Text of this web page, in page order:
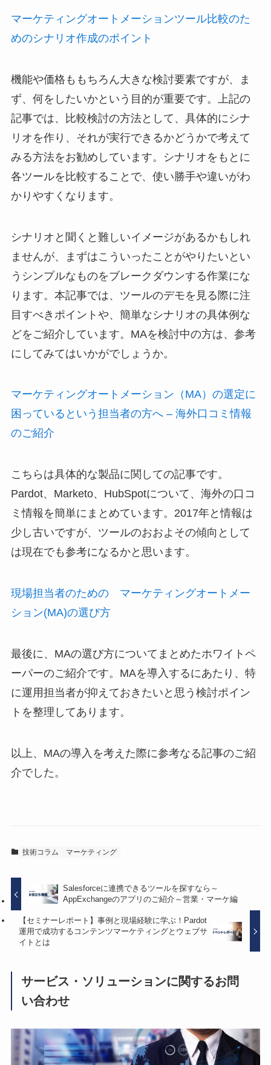
マーケティングオートメーションツール比較のた
めのシナリオ作成のポイント
機能や価格ももちろん大きな検討要素ですが、ま
ず、何をしたいかという目的が重要です。上記の
記事では、比較検討の方法として、具体的にシナ
リオを作り、それが実行できるかどうかで考えて
みる方法をお勧めしています。シナリオをもとに
各ツールを比較することで、使い勝手や違いがわ
かりやすくなります。
シナリオと聞くと難しいイメージがあるかもしれ
ませんが、まずはこういったことがやりたいとい
うシンプルなものをブレークダウンする作業にな
ります。本記事では、ツールのデモを見る際に注
目すべきポイントや、簡単なシナリオの具体例な
どをご紹介しています。MAを検討中の方は、参考
にしてみてはいかがでしょうか。
マーケティングオートメーション（MA）の選定に
困っているという担当者の方へ – 海外口コミ情報
のご紹介
こちらは具体的な製品に関しての記事です。
Pardot、Marketo、HubSpotについて、海外の口コ
ミ情報を簡単にまとめています。2017年と情報は
少し古いですが、ツールのおおよその傾向として
は現在でも参考になるかと思います。
現場担当者のための マーケティングオートメー
ション(MA)の選び方
最後に、MAの選び方についてまとめたホワイトペ
ーパーのご紹介です。MAを導入するにあたり、特
に運用担当者が抑えておきたいと思う検討ポイン
トを整理してあります。
以上、MAの導入を考えた際に参考なる記事のご紹
介でした。
技術コラム マーケティング
Salesforceに連携できるツールを探すなら～
AppExchangeのアプリのご紹介～営業・マーケ編
【セミナーレポート】事例と現場経験に学ぶ！Pardot
運用で成功するコンテンツマーケティングとウェブサ
イトとは
サービス・ソリューションに関するお問
い合わせ